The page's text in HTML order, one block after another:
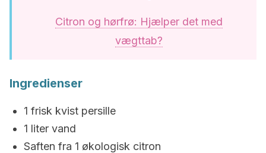
Citron og hørfrø: Hjælper det med
vægttab?
Ingredienser
1 frisk kvist persille
1 liter vand
Saften fra 1 økologisk citron